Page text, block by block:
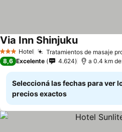
3 Estrellas
Hotel Tratamientos de masaje
Via Inn Shinjuku
8,6 Excelente 4.624 a 0.4 km
Seleccioná las fechas para ver
precios exactos